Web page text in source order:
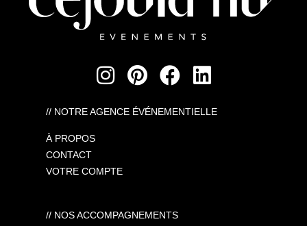
// NOTRE AGENCE ÉVÉNEMENTIELLE
À PROPOS
CONTACT
VOTRE COMPTE
// NOS ACCOMPAGNEMENTS